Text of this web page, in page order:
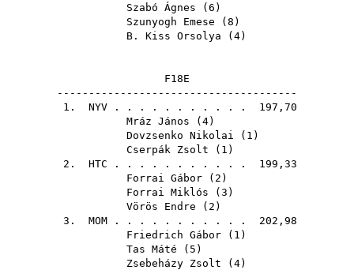
Szabó Ágnes ( 6 )
Szunyogh Emese ( 8 )
B. Kiss Orsolya ( 4)
F18E
--------------------------------------
1. NYV . . . . . . . . . . . 197,70
Mráz János ( 4)
Dovzsenko Nikolai ( 1 )
Cserpák Zsolt ( 1 )
2. HTC . . . . . . . . . . . 199,33
Forrai Gábor ( 2 )
Forrai Miklós ( 3 )
Vörös Endre ( 2 )
3. MOM . . . . . . . . . . . 202,98
Friedrich Gábor ( 1 )
Tas Máté ( 5 )
Zsebeházy Zsolt ( 4)